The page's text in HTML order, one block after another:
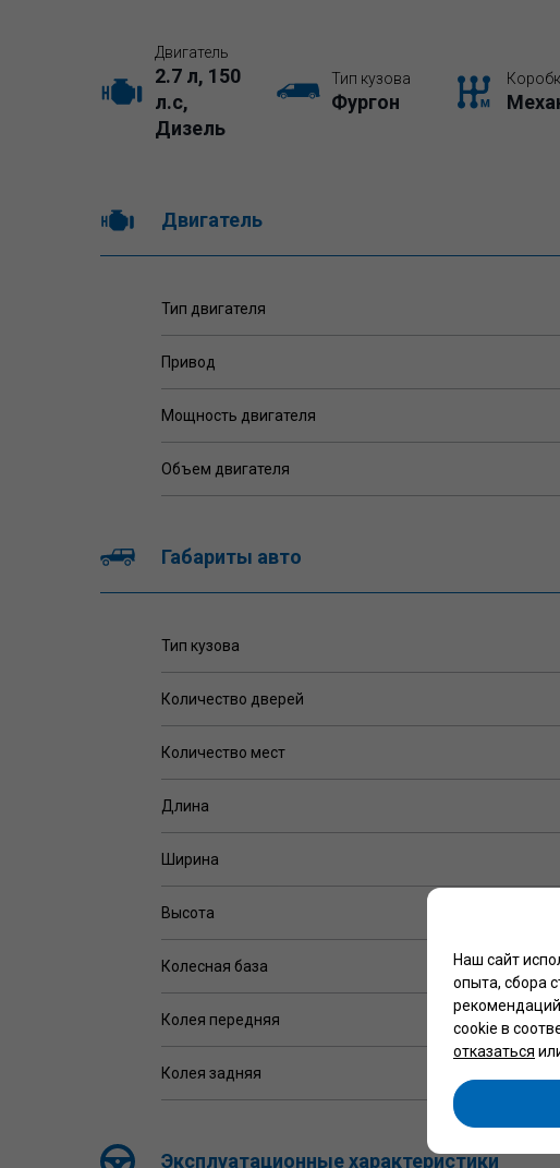
Двигатель
2.7 л, 150
л.с,
Дизель
Тип кузова
Фургон
Двигатель
Тип двигателя
Привод
Мощность двигателя
Объем двигателя
Габариты авто
Тип кузова
Количество дверей
Количество мест
Длина
Ширина
Высота
Колесная база
Колея передняя
Колея задняя
Эксплуатационные характеристики
Наш сайт
опыта, сбора
cookie в
отказаться